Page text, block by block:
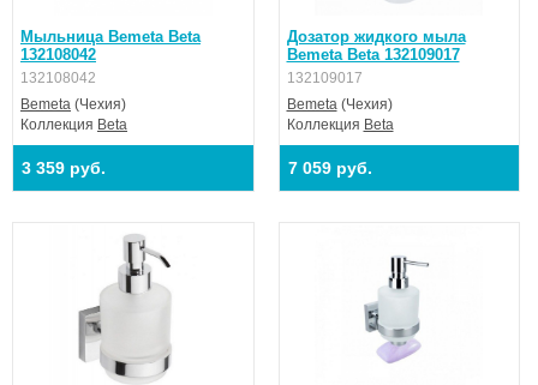
Мыльница Bemeta Beta
132108042
132108042
Bemeta (Чехия)
Коллекция Beta
3 359 руб.
Дозатор жидкого мыла
Bemeta Beta 132109017
132109017
Bemeta(Чехия)
Коллекция Beta
7 059 руб.